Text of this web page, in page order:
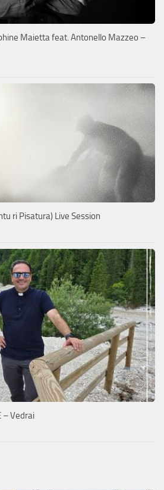
Maietta feat. Antonello Mazzeo –
ri Pisatura) Live Session
– Vedrai